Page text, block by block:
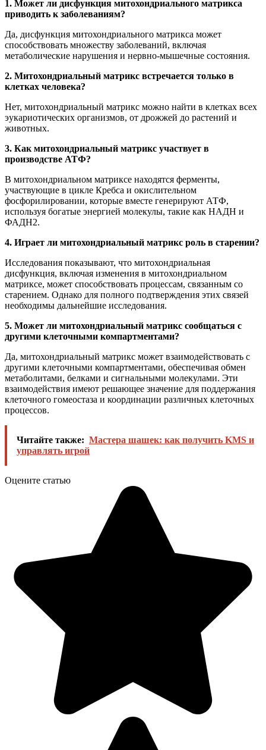
1. Может ли дисфункция митохондриального матрикса
приводить к заболеваниям?
Да, дисфункция митохондриального матрикса может
способствовать множеству заболеваний, включая
метаболические нарушения и нервно-мышечные состояния.
2. Митохондриальный матрикс встречается только в
клетках человека?
Нет, митохондриальный матрикс можно найти в клетках всех
эукариотических организмов, от дрожжей до растений и
животных.
3. Как митохондриальный матрикс участвует в
производстве АТФ?
В митохондриальном матриксе находятся ферменты,
участвующие в цикле Кребса и окислительном
фосфорилировании, которые вместе генерируют АТФ,
используя богатые энергией молекулы, такие как НАДН и
ФАДН2.
4. Играет ли митохондриальный матрикс роль в старении?
Исследования показывают, что митохондриальная
дисфункция, включая изменения в митохондриальном
матриксе, может способствовать процессам, связанным со
старением. Однако для полного подтверждения этих связей
необходимы дальнейшие исследования.
5. Может ли митохондриальный матрикс сообщаться с
другими клеточными компартментами?
Да, митохондриальный матрикс может взаимодействовать с
другими клеточными компартментами, обеспечивая обмен
метаболитами, белками и сигнальными молекулами. Эти
взаимодействия имеют решающее значение для поддержания
клеточного гомеостаза и координации различных клеточных
процессов.
Читайте также: Мастера шашек: как получить KMS и
управлять игрой
Оцените статью